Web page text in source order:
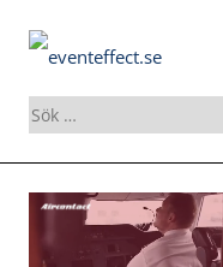
Sök
efter:
Skip
content